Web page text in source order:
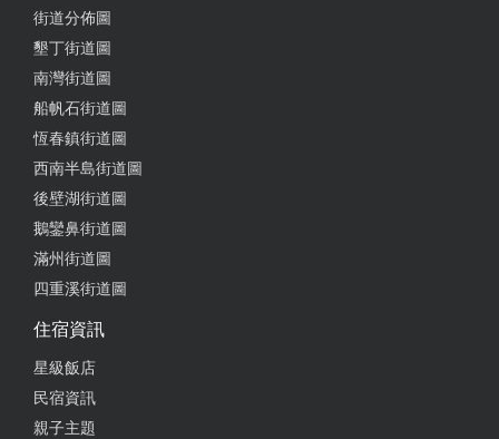
街道分佈圖
墾丁街道圖
南灣街道圖
船帆石街道圖
恆春鎮街道圖
西南半島街道圖
後壁湖街道圖
鵝鑾鼻街道圖
滿州街道圖
四重溪街道圖
住宿資訊
星級飯店
民宿資訊
親子主題